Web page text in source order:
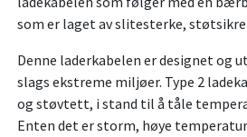
som er laget av slitesterke,
Denne laderkabelen er designet og
slags ekstreme miljøer. Type 2
og støvtett, i stand til å tåle
Enten det er storm, høye